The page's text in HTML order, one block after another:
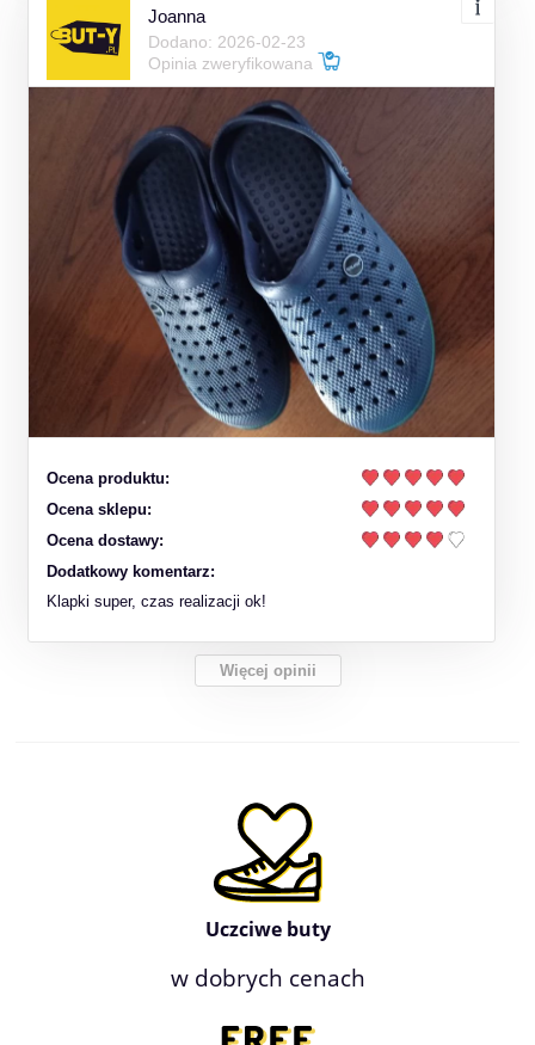
Joanna
Dodano: 2026-02-23
Opinia zweryfikowana
Ocena produktu:
Ocena sklepu:
Ocena dostawy:
Dodatkowy komentarz:
Klapki super, czas realizacji ok!
Więcej opinii
Uczciwe buty
w dobrych cenach